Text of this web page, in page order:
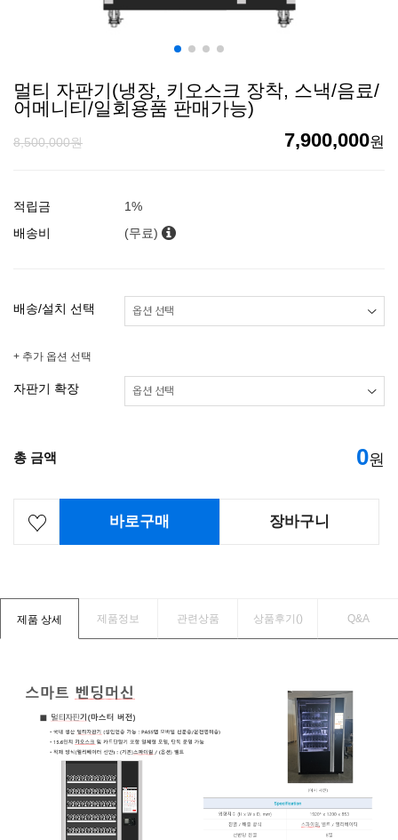
멀티 자판기(냉장, 키오스크 장착, 스낵/음료/
어메니티/일회용품 판매가능)
8,500,000원 7,900,000원
적립금
1%
배송비
(무료)
배송/설치 선택
+ 추가 옵션 선택
자판기 확장
총 금액 0원
바로구매 장바구니
제품 상세 제품정보 관련상품 상품후기() Q&A